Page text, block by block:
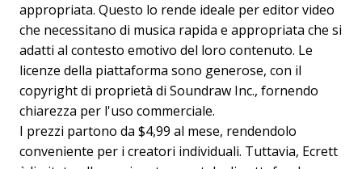
appropriata. Questo lo rende ideale per editor video
che necessitano di musica rapida e appropriata che si
adatti al contesto emotivo del loro contenuto. Le
licenze della piattaforma sono generose, con il
copyright di proprietà di Soundraw Inc., fornendo
chiarezza per l'uso commerciale.
I prezzi partono da $4,99 al mese, rendendolo
conveniente per i creatori individuali. Tuttavia, Ecrett